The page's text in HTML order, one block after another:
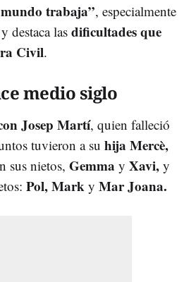
trabaja”, especialmente
destaca lasdificultades que
Civil.
medio siglo
Josep Martí, quien falleció
tuvieron a su hija Mercè,
sus nietos, Gemma y Xavi, y
Pol, Mark y Mar Joana.